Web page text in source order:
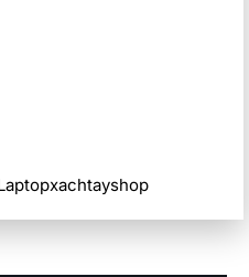
Điều này đặc biệt quan
mà từng cú nhấn phím đều
trò chơi.